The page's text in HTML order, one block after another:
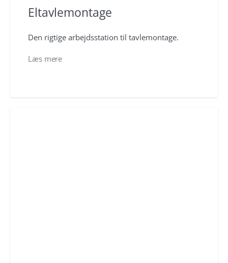
Eltavlemontage
Den rigtige arbejdsstation til tavlemontage.
Læs mere